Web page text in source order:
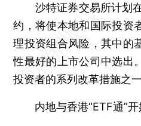
沙特证券交易所计划在
约，将使本地和国际投资
理投资组合风险，其中的
性最好的上市公司中选出
投资者的系列改革措施之一
内地与香港“ETF通”